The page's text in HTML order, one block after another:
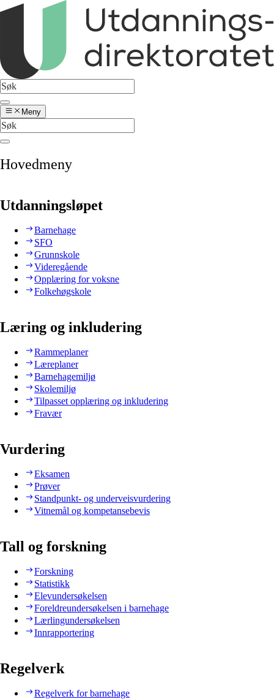
Meny
Hovedmeny
Utdanningsløpet
Barnehage
SFO
Grunnskole
Videregående
Opplæring for voksne
Folkehøgskole
Læring og inkludering
Rammeplaner
Læreplaner
Barnehagemiljø
Skolemiljø
Tilpasset opplæring og inkludering
Fravær
Vurdering
Eksamen
Prøver
Standpunkt- og underveisvurdering
Vitnemål og kompetansebevis
Tall og forskning
Forskning
Statistikk
Elevundersøkelsen
Foreldreundersøkelsen i barnehage
Lærlingundersøkelsen
Innrapportering
Regelverk
Regelverk for barnehage